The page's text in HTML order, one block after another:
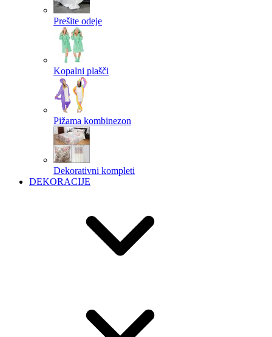
Prešite odeje
Kopalni plašči
Pižama kombinezon
Dekorativni kompleti
DEKORACIJE